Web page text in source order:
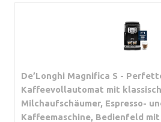
De’Longhi Magnifica S -
Kaffeevollautomat mit
Milchaufschäumer, Espresso-
Kaffeemaschine, Bedienfeld